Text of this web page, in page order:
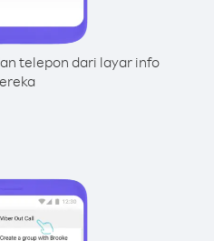
telepon dari layar info